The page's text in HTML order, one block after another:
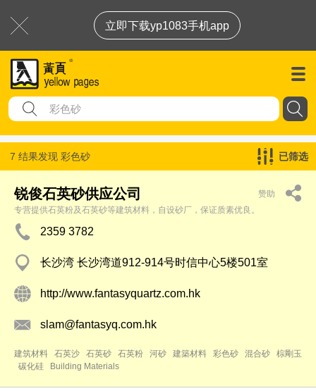
立即下载yp1083手机app
7 结果发现 彩色砂 已筛选
锐俊石英砂供应公司
赞助
专营提供石英粉及石英砂等建筑材料，自设砂厂，保证质素优良。
2359 3782
长沙湾 长沙湾道912-914号时信中心5楼501室
http://www.fantasyquartz.com.hk
slam@fantasyq.com.hk
建筑材料 石英沙 石英砂 石英粉 河砂 建築材料 彩色砂 混合砂
棕剛玉
碳化硅
Building Materials